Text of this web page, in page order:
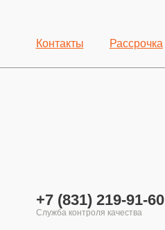
Контакты Рассрочка
+7 (831) 219-91-60